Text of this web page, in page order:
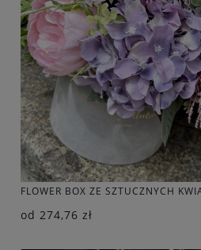
FLOWER BOX ZE SZTUCZNYCH
od 274,76 zł